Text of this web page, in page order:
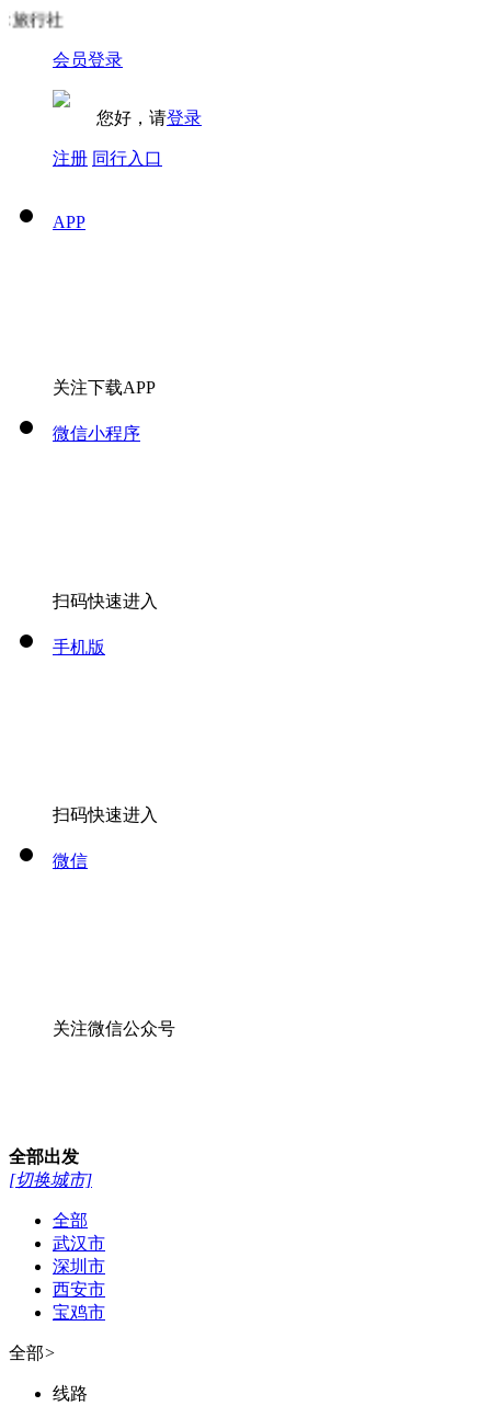
行社
会员登录
您好，请登录
注册 同行入口
APP
关注下载APP
微信小程序
扫码快速进入
手机版
扫码快速进入
微信
关注微信公众号
全部出发
[切换城市]
全部
武汉市
深圳市
西安市
宝鸡市
全部>
线路